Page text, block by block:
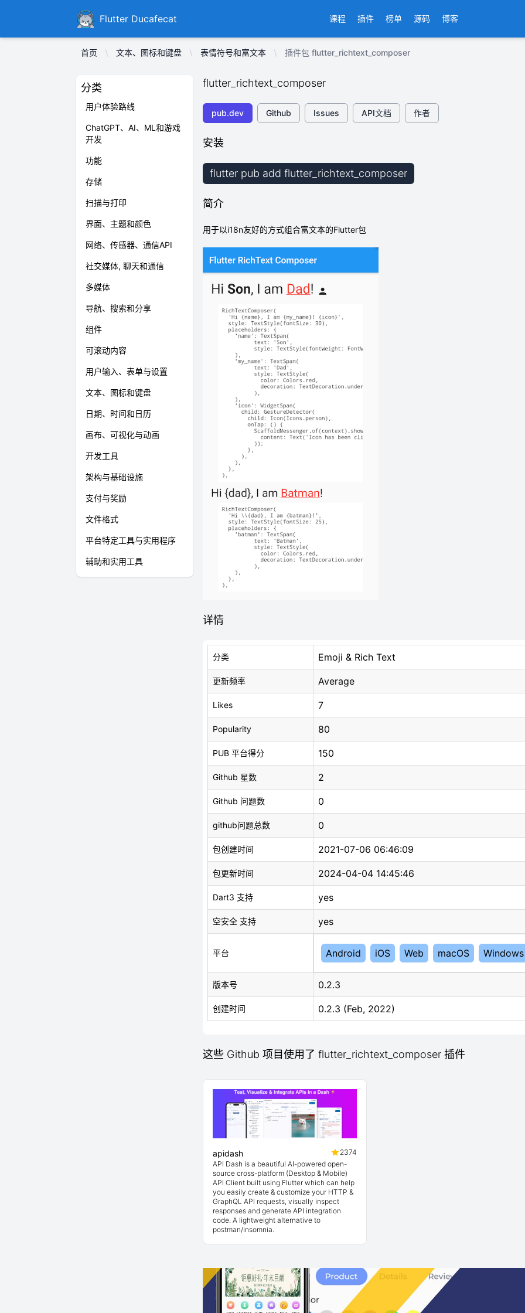
DucafecatFlutter Ducafecat 课程 插件 榜单 源码 博客
首页 文本、图标和键盘 表情符号和富文本 插件包 flutter_richtext_composer
分类
用户体验路线
ChatGPT、AI、ML和游戏
开发
功能
存储
扫描与打印
界面、主题和颜色
网络、传感器、通信API
社交媒体, 聊天和通信
多媒体
导航、搜索和分享
组件
可滚动内容
用户输入、表单与设置
文本、图标和键盘
日期、时间和日历
画布、可视化与动画
开发工具
架构与基础设施
支付与奖励
文件格式
平台特定工具与实用程序
辅助和实用工具
flutter_richtext_composer
pub.dev Github Issues API文档 作者
安装
flutter pub add flutter_richtext_composer
简介
用于以i18n友好的方式组合富文本的Flutter包
详情
分类 Emoji & Rich Text
更新频率 Average
Likes 7
Popularity 80
PUB 平台得分 150
Github 星数 2
Github 问题数 0
github问题总数 0
包创建时间 2021-07-06 06:46:09
包更新时间 2024-04-04 14:45:46
Dart3 支持 yes
空安全 支持 yes
平台 Android iOS Web macOS Windows
版本号 0.2.3
创建时间 0.2.3 (Feb, 2022)
这些 Github 项目使用了 flutter_richtext_composer 插件
apidash
2374
API Dash is a beautiful AI-powered open-
source cross-platform (Desktop & Mobile)
API Client built using Flutter which can help
you easily create & customize your HTTP &
GraphQL API requests, visually inspect
responses and generate API integration
code. A lightweight alternative to
postman/insomnia.